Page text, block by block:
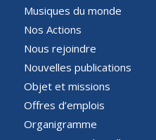
Musiques du monde
Nos Actions
Nous rejoindre
Nouvelles publications
Objet et missions
Offres d’emplois
Organigramme